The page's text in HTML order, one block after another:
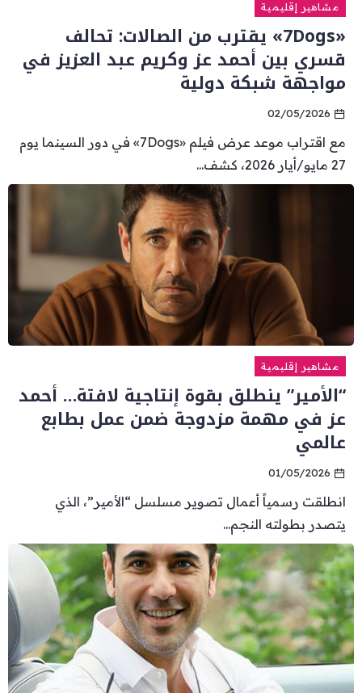
مشاهير إقليمية
«7Dogs» يقترب من الصالات: تحالف
قسري بين أحمد عز وكريم عبد العزيز في
مواجهة شبكة دولية
02/05/2026
مع اقتراب موعد عرض فيلم «7Dogs» في دور السينما يوم
27 مايو/أيار 2026، كشف...
مشاهير إقليمية
“الأمير” ينطلق بقوة إنتاجية لافتة… أحمد
عز في مهمة مزدوجة ضمن عمل بطابع
عالمي
01/05/2026
انطلقت رسمياً أعمال تصوير مسلسل “الأمير”، الذي
يتصدر بطولته النجم...